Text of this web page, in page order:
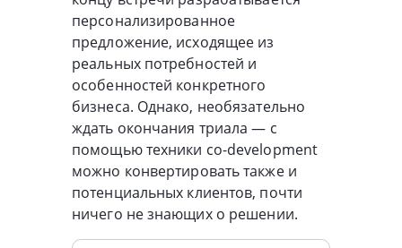
персонализированное
предложение, исходящее из
реальных потребностей и
особенностей конкретного
бизнеса. Однако, необязательно
ждать окончания триала — с
помощью техники co-development
можно конвертировать также и
потенциальных клиентов, почти
ничего не знающих о решении.